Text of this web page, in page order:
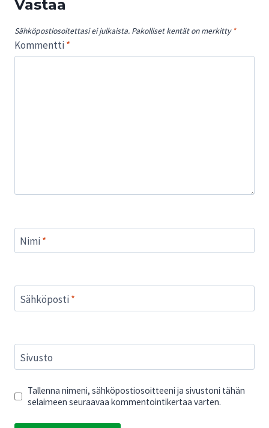
Vastaa
Sähköpostiosoitettasi ei julkaista. Pakolliset kentät on merkitty *
Kommentti *
Nimi *
Sähköposti *
Sivusto
Tallenna nimeni, sähköpostiosoitteeni ja sivustoni tähän
selaimeen seuraavaa kommentointikertaa varten.